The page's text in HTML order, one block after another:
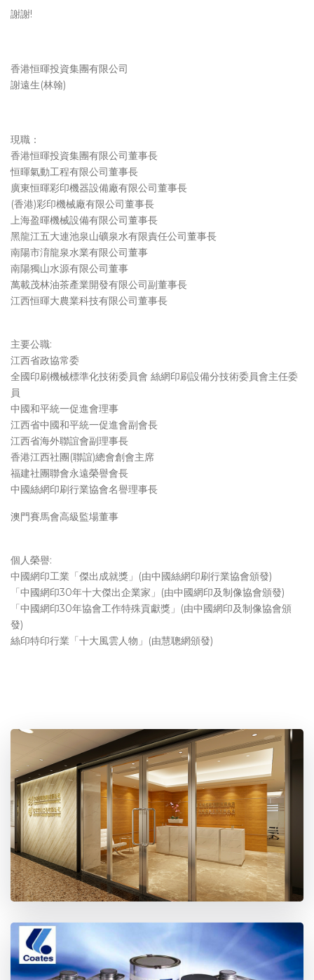
謝謝!
香港恒暉投資集團有限公司
謝遠生(林翰)
現職：
香港恒暉投資集團有限公司董事長
恒暉氣動工程有限公司董事長
廣東恒暉彩印機器設備廠有限公司董事長
(香港)彩印機械廠有限公司董事長
上海盈暉機械設備有限公司董事長
黑龍江五大連池泉山礦泉水有限責任公司董事長
南陽市淯龍泉水業有限公司董事
南陽獨山水源有限公司董事
萬載茂林油茶產業開發有限公司副董事長
江西恒暉大農業科技有限公司董事長
主要公職:
江西省政協常委
全國印刷機械標準化技術委員會 絲網印刷設備分技術委員會主任委
員
中國和平統一促進會理事
江西省中國和平統一促進會副會長
江西省海外聯誼會副理事長
香港江西社團(聯誼)總會創會主席
福建社團聯會永遠榮譽會長
中國絲網印刷行業協會名譽理事長
澳門賽馬會高級監場董事
個人榮譽:
中國網印工業「傑出成就獎」(由中國絲網印刷行業協會頒發)
「中國網印30年十大傑出企業家」(由中國網印及制像協會頒發)
「中國網印30年協會工作特殊貢獻獎」(由中國網印及制像協會頒
發)
絲印特印行業「十大風雲人物」(由慧聰網頒發)